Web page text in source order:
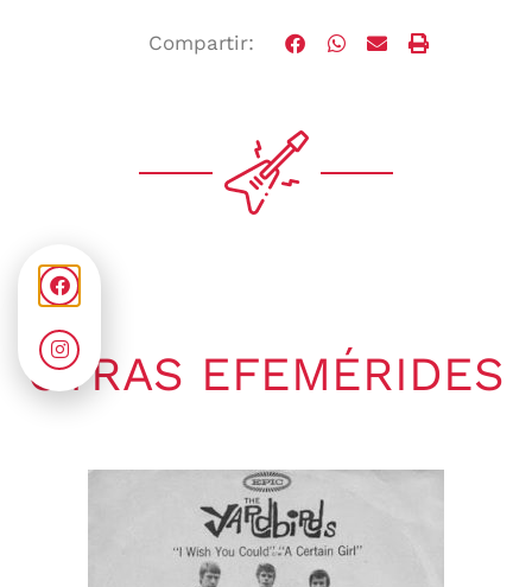
Compartir:
OTRAS EFEMÉRIDES